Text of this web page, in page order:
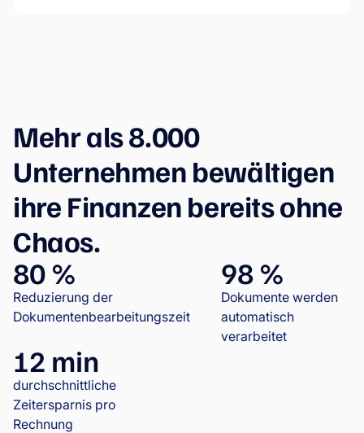
Mehr als 8.000
Unternehmen bewältigen
ihre Finanzen bereits ohne
Chaos.
80 %
Reduzierung der
Dokumentenbearbeitungszeit
98 %
Dokumente werden
automatisch
verarbeitet
12 min
durchschnittliche
Zeitersparnis pro
Rechnung